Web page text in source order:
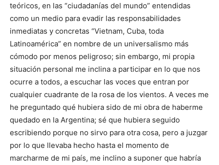
teóricos, en las “ciudadanías del mundo” entendidas
como un medio para evadir las responsabilidades
inmediatas y concretas “Vietnam, Cuba, toda
Latinoamérica” en nombre de un universalismo más
cómodo por menos peligroso; sin embargo, mi propia
situación personal me inclina a participar en lo que nos
ocurre a todos, a escuchar las voces que entran por
cualquier cuadrante de la rosa de los vientos. A veces me
he preguntado qué hubiera sido de mi obra de haberme
quedado en la Argentina; sé que hubiera seguido
escribiendo porque no sirvo para otra cosa, pero a juzgar
por lo que llevaba hecho hasta el momento de
marcharme de mi país, me inclino a suponer que habría